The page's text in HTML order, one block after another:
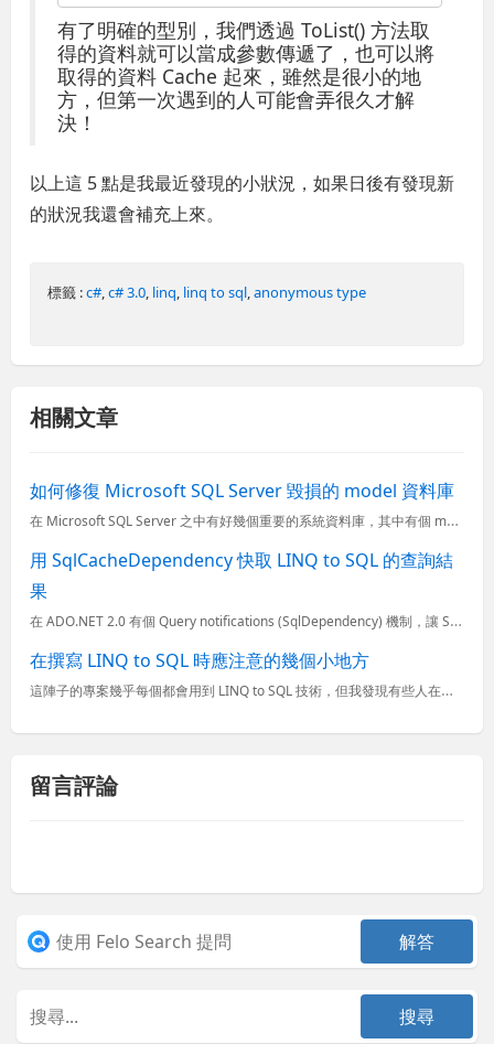
有了明確的型別，我們透過 ToList() 方法取
得的資料就可以當成參數傳遞了，也可以將
取得的資料 Cache 起來，雖然是很小的地
方，但第一次遇到的人可能會弄很久才解
決！
以上這 5 點是我最近發現的小狀況，如果日後有發現新
的狀況我還會補充上來。
標籤 :c# ,c# 3.0 linq linq to sql ,anonymous type
相關文章
如何修復 Microsoft SQL Server 毀損的 model 資料庫
在 Microsoft SQL Server 之中有好幾個重要的系統資料庫，其中有個 model 資料庫 主要用來作為 SQL Server 執行個體上建立之所有新資料庫的範本。因為 SQL Serv
用 SqlCacheDependency 快取 LINQ to SQL 的查詢結
果
在 ADO.NET 2.0 有個 Query notifications (SqlDependency) 機制，讓 SQL Server 2005 能夠主動通知你的應用程式(Application)來...
在撰寫 LINQ to SQL 時應注意的幾個小地方
這陣子的專案幾乎每個都會用到 LINQ to SQL 技術，但我發現有些人在撰寫程式碼的時候有些不太好的習慣，會對資料庫進行一些多餘的查詢動作或建立多餘的 DataContext，以下是我最近觀察到的...
留言評論